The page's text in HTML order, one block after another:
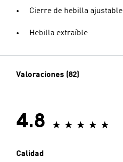
Cierre de hebilla ajustable
Hebilla extraíble
Valoraciones (82)
4.8
Calidad